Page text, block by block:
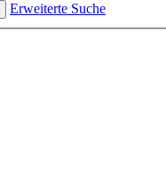
Erweiterte Suche